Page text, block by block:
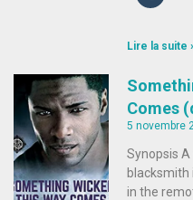
Lire la suite
Comes
5 novembre
Synopsis
blacksmith
in the